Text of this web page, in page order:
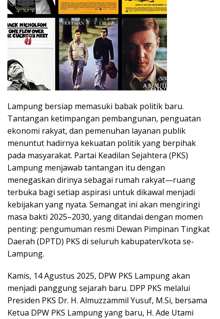
Lampung bersiap memasuki babak politik baru.
Tantangan ketimpangan pembangunan, penguatan
ekonomi rakyat, dan pemenuhan layanan publik
menuntut hadirnya kekuatan politik yang berpihak
pada masyarakat. Partai Keadilan Sejahtera (PKS)
Lampung menjawab tantangan itu dengan
menegaskan dirinya sebagai rumah rakyat—ruang
terbuka bagi setiap aspirasi untuk dikawal menjadi
kebijakan yang nyata. Semangat ini akan mengiringi
masa bakti 2025–2030, yang ditandai dengan momen
penting: pengumuman resmi Dewan Pimpinan Tingkat
Daerah (DPTD) PKS di seluruh kabupaten/kota se-
Lampung.
Kamis, 14 Agustus 2025, DPW PKS Lampung akan
menjadi panggung sejarah baru. DPP PKS melalui
Presiden PKS Dr. H. Almuzzammil Yusuf, M.Si, bersama
Ketua DPW PKS Lampung yang baru, H. Ade Utami